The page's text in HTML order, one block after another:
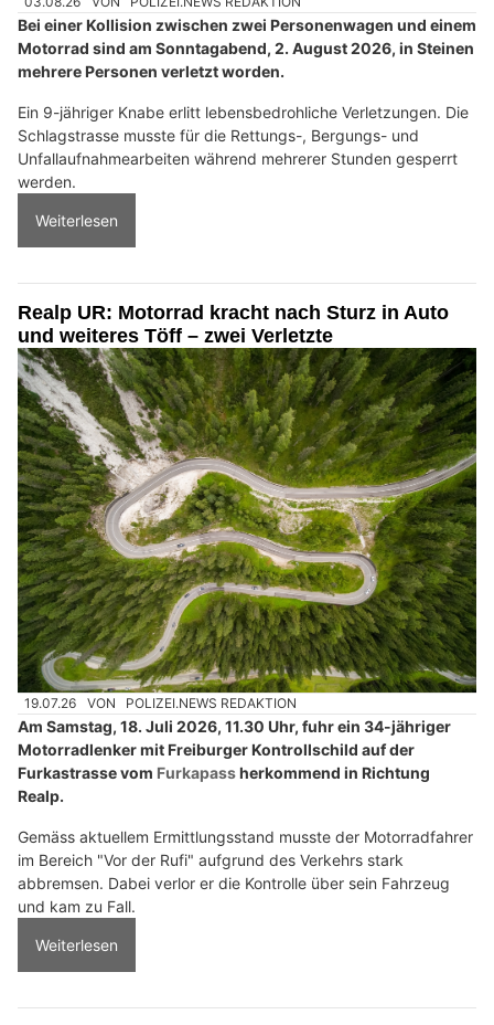
Bei einer Kollision zwischen zwei Personenwagen und einem
Motorrad sind am Sonntagabend, 2. August 2026, in Steinen
mehrere Personen verletzt worden.
Ein 9-jähriger Knabe erlitt lebensbedrohliche Verletzungen. Die
Schlagstrasse musste für die Rettungs-, Bergungs- und
Unfallaufnahmearbeiten während mehrerer Stunden gesperrt
werden.
Weiterlesen
Realp UR: Motorrad kracht nach Sturz in Auto
und weiteres Töff – zwei Verletzte
19.07.26 VON POLIZEI.NEWS REDAKTION
Am Samstag, 18. Juli 2026, 11.30 Uhr, fuhr ein 34-jähriger
Motorradlenker mit Freiburger Kontrollschild auf der
Furkastrasse vom Furkapassherkommend in Richtung
Realp.
Gemäss aktuellem Ermittlungsstand musste der Motorradfahrer
im Bereich "Vor der Rufi" aufgrund des Verkehrs stark
abbremsen. Dabei verlor er die Kontrolle über sein Fahrzeug
und kam zu Fall.
Weiterlesen